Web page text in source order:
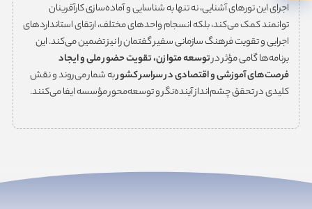
اجرای این تورهای آشنایی، نه تنها به شناسایی و آماده‌سازی کارآفرینان
توانمند کمک می‌کند، بلکه انسجام واحدهای مختلف، ارتقای استانداردهای
اجرایی و تقویت فرهنگ سازمانی سفیر گفتمان را نیز تضمین می‌کند. این
برنامه‌ها گامی مؤثر درتوسعه متوازن، تقویت حضور ملی و ایجاد
فرصت‌های آموزشی و اقتصادی در سراسر کشوربه شمار می‌روند و نقش
کلیدی در تحقق چشم‌انداز آینده‌نگر و توسعه‌محور مؤسسه ایفا می‌کنند.